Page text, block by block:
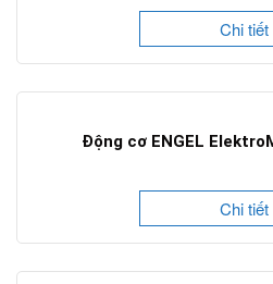
Chi tiết
Động cơ ENGEL
Chi tiết